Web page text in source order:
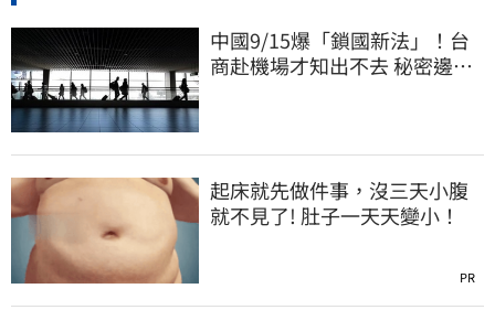
中國9/15爆「鎖國新法」！台
商赴機場才知出不去 秘密邊控
起床就先做件事，沒三天小腹
就不見了! 肚子一天天變小！
PR